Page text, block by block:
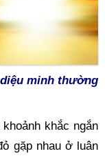
minh thường
khắc ngắn
gặp nhau ở luân